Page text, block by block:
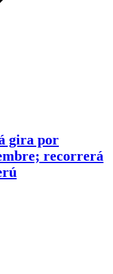
gira por
recorrerá